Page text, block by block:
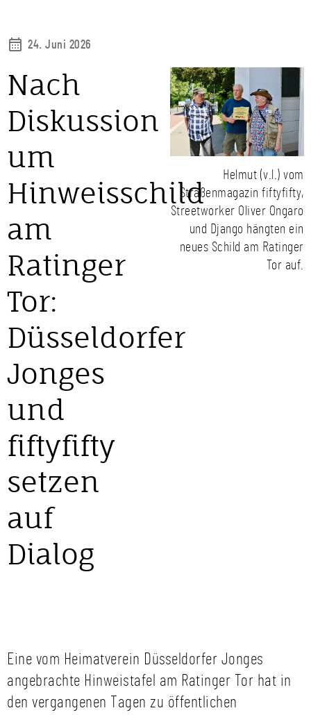
24. Juni 2026
Nach
Diskussion
um
Hinweisschild
am
Ratinger
Tor:
Düsseldorfer
Jonges
und
fiftyfifty
setzen
auf
Dialog
Helmut (v.l.) vom
Straßenmagazin fiftyfifty,
Streetworker Oliver Ongaro
und Django hängten ein
neues Schild am Ratinger
Tor auf.
Eine vom Heimatverein Düsseldorfer Jonges
angebrachte Hinweistafel am Ratinger Tor hat in
den vergangenen Tagen zu öffentlichen